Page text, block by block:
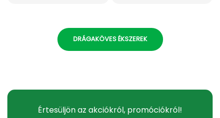
DRÁGAKÖVES ÉKSZEREK
Értesüljön az akciókról, promóciókról!